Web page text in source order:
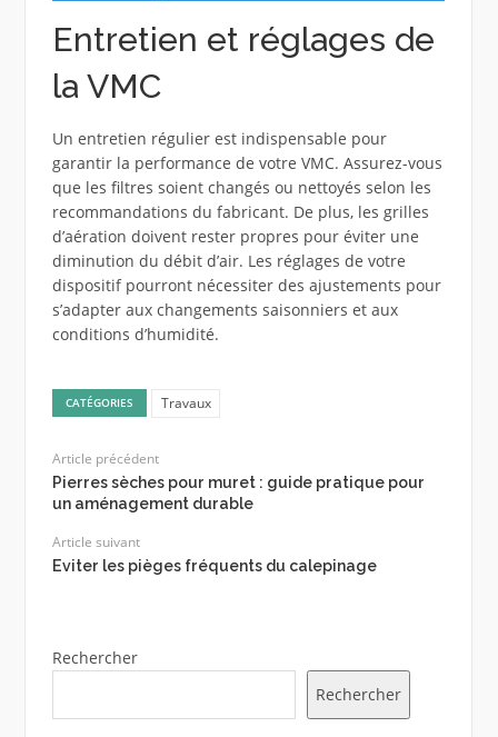
Entretien et réglages de
la VMC
Un entretien régulier est indispensable pour
garantir la performance de votre VMC. Assurez-vous
que les filtres soient changés ou nettoyés selon les
recommandations du fabricant. De plus, les grilles
d’aération doivent rester propres pour éviter une
diminution du débit d’air. Les réglages de votre
dispositif pourront nécessiter des ajustements pour
s’adapter aux changements saisonniers et aux
conditions d’humidité.
CATÉGORIES Travaux
Article précédent
Pierres sèches pour muret : guide pratique pour
un aménagement durable
Article suivant
Eviter les pièges fréquents du calepinage
Rechercher
Rechercher